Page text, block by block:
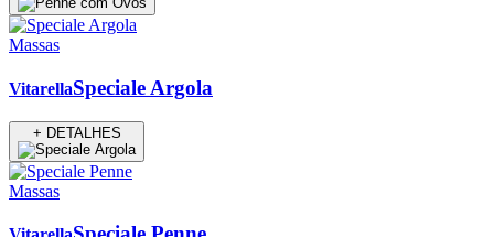
Massas
VitarellaSpeciale Argola
+ DETALHES
Massas